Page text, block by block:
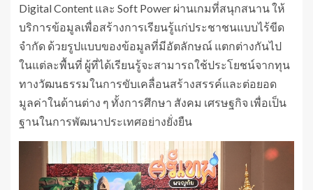
Digital Content และ Soft Power ผ่านเกมที่สนุกสนาน ให้
บริการข้อมูลเพื่อสร้างการเรียนรู้แก่ประชาชนแบบไร้ขีด
จำกัด ด้วยรูปแบบของข้อมูลที่มีอัตลักษณ์ แตกต่างกันไป
ในแต่ละพื้นที่ ผู้ที่ได้เรียนรู้จะสามารถใช้ประโยชน์จากทุน
ทางวัฒนธรรมในการขับเคลื่อนสร้างสรรค์และต่อยอด
มูลค่าในด้านต่าง ๆ ทั้งการศึกษา สังคม เศรษฐกิจ เพื่อเป็น
ฐานในการพัฒนาประเทศอย่างยั่งยืน